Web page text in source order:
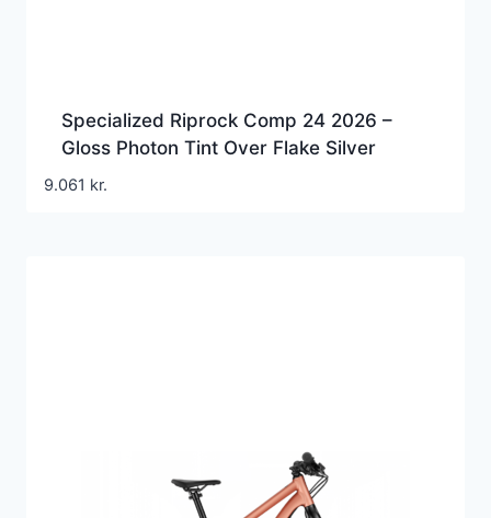
Specialized Riprock Comp 24 2026 –
Gloss Photon Tint Over Flake Silver
9.061 kr.